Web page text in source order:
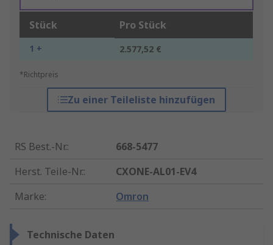
Stück Pro Stück
1 + 2.577,52 €
*Richtpreis
Zu einer Teileliste hinzufügen
RS Best.-Nr.:
668-5477
Herst. Teile-Nr.:
CXONE-AL01-EV4
Marke: Omron
Technische Daten